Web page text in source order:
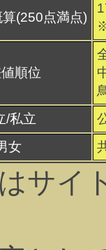
(250点満点)
順位
/私立
女
サイ